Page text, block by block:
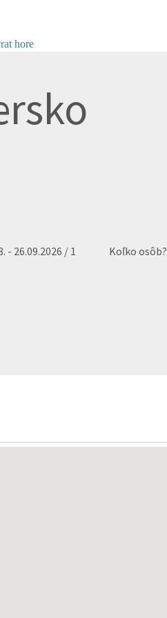
hore
- 26.09.2026 / 1
Koľko osôb?